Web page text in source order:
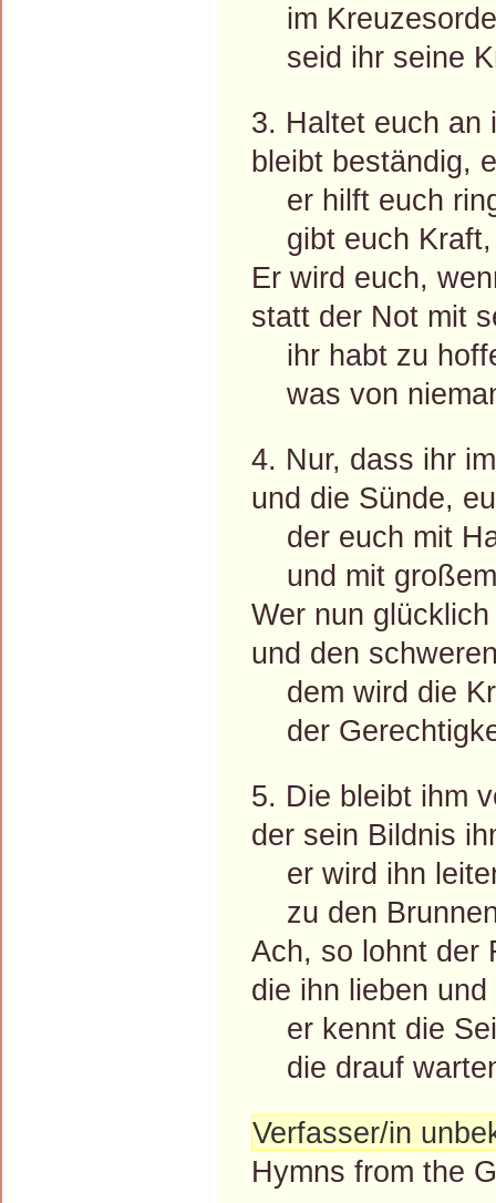
im
seid ihr seine
3. Haltet euch an
bleibt beständig,
er hilft euch
gibt euch Kraft,
Er wird euch,
statt der Not mit
ihr habt zu
was von
4. Nur, dass ihr
und die Sünde,
der euch mit
und mit
Wer nun
und den
dem wird die
der
5. Die bleibt ihm
der sein Bildnis
er wird ihn
zu den
Ach, so lohnt der
die ihn lieben
er kennt die
die drauf
Verfasser/in
Hymns from the